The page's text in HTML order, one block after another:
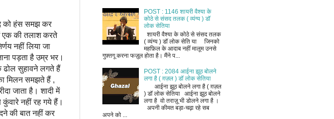
को हंस समझ कर
एक की तलाश करते
नहीं लिया जा
पड़ता है उम्र भर।
ढोल सुहावने लगते हैं
मिलन समझते हैं ,
जाता है। शादी में
नहीं रह गये हैं।
की बात नहीं कर
POST : 1146 शायरी वैश्या के
कोठे से संसद तलक ( व्यंग्य ) डॉ
लोक सेतिया
शायरी वैश्या के कोठे से संसद तलक
( व्यंग्य ) डॉ लोक सेति या जिनको
महफ़िल के आदाब नहीं मालूम उनसे
गुफ़्तगू करना फज़ूल होता है। मैंने प...
POST : 2084 आईना झूठ बोलने
लगा है ( ग़ज़ल ) डॉ लोक सेतिया
आईना झूठ बोलने लगा है ( ग़ज़ल
) डॉ लोक सेतिया आईना झूठ बोलने
लगा है वो तराज़ू भी डोलने लगा है ।
अपनी कीमत बड़ा-चढ़ा रहे सब
अपने को ...